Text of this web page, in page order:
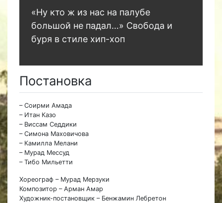
«Ну кто ж из нас на палубе
большой не падал…» Свобода и
буря в стиле хип-хоп
Постановка
– Соирми Амада
– Итан Казо
– Виссам Седдики
– Симона Маховичова
– Камилла Мелани
– Мурад Мессуд
– Тибо Мильетти
Хореограф – Мурад Мерзуки
Композитор – Арман Амар
Художник-постановщик – Бенжамин Лебретон